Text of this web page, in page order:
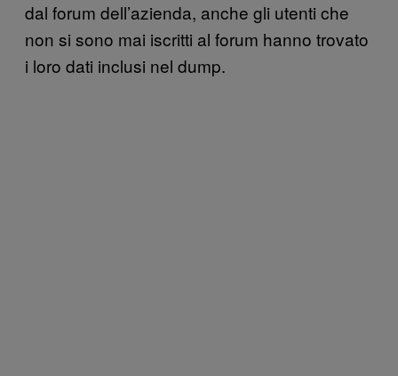
dal forum dell’azienda, anche gli utenti che
non si sono mai iscritti al forum hanno trovato
i loro dati inclusi nel dump.